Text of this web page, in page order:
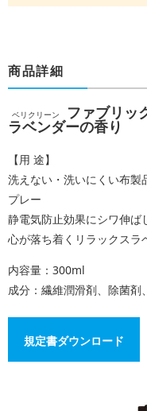
商品詳細
ベリクリーン ファブリッ
ラベンダーの香り
【用 途】
洗えない・洗いにくい布製
プレー
静電気防止効果にシワ伸ば
心が落ち着くリラックスラ
内容量：300ml
成分：繊維潤滑剤、除菌
規定書ダウンロード